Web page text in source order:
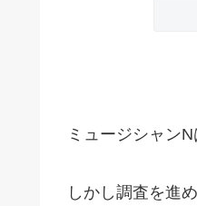
ミュージシャンN
しかし調査を進